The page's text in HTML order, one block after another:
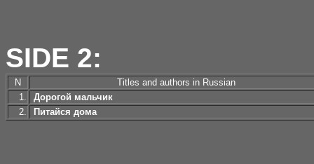
SIDE 2:
N
Titles and authors in Russian
1.
Дорогой мальчик
2.
Питайся дома